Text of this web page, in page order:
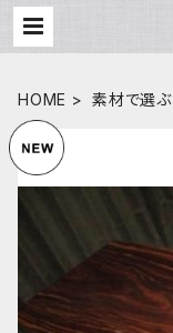
HOME 素材で選ぶ